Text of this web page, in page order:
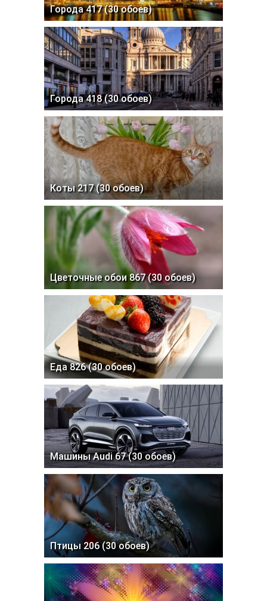
Города 417 (30 обоев)
Города 418 (30 обоев)
Коты 217 (30 обоев)
Цветочные обои 867 (30 обоев)
Еда 826 (30 обоев)
Машины Audi 67 (30 обоев)
Птицы 206 (30 обоев)